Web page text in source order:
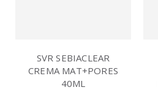
SVR SEBIACLEAR
CREMA MAT+PORES
40ML